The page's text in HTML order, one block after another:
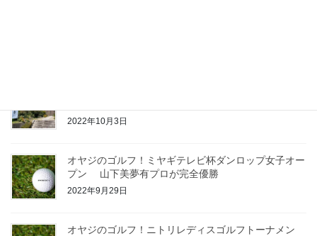
2022年10月3日
オヤジのゴルフ！ミヤギテレビ杯ダンロップ女子オー
プン 山下美夢有プロが完全優勝
2022年9月29日
オヤジのゴルフ！ニトリレディスゴルフトーナメン